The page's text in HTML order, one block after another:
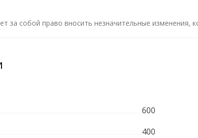
за собой право вносить незначительные изменения,
600
400